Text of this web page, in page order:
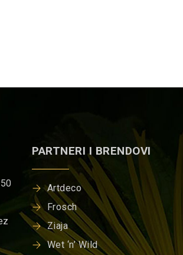
PARTNERI I BRENDOVI
Artdeco
Frosch
Ziaja
Wet ‘n’ Wild